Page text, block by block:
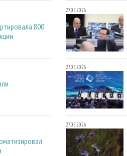
800
27.05.2026
27.05.2026
27.05.2026